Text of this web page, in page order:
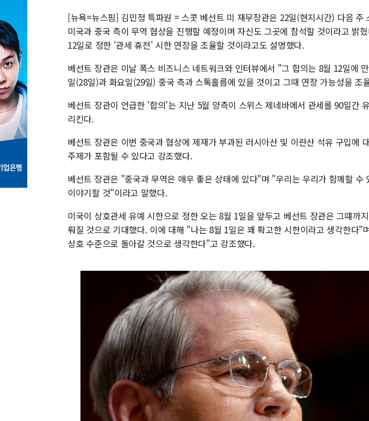
[뉴욕=뉴스핌] 김민정 특파원 = 스콧 베선트 미 재무장관은 22일(현지시간) 다음 주
미국과 중국 측이 무역 협상을 진행할 예정이며 자신도 그곳에 참석할 것이라고 밝
12일로 정한 '관세 휴전' 시한 연장을 조율할 것이라고도 설명했다.
베선트 장관은 이날 폭스 비즈니스 네트워크와 인터뷰에서 "그 합의는 8월 12일에
일(28일)과 화요일(29일) 중국 측과 스톡홀름에 있을 것이고 그때 연장 가능성을 조
베선트 장관이 언급한 '합의'는 지난 5월 양측이 스위스 제네바에서 관세를 90일간
리킨다.
베선트 장관은 이번 중국과 협상에 제재가 부과된 러시아산 및 이란산 석유 구입에
주제가 포함될 수 있다고 강조했다.
베선트 장관은 "중국과 무역은 매우 좋은 상태에 있다"며 "우리는 우리가 함께할 수
이야기할 것"이라고 말했다.
미국이 상호관세 유예 시한으로 정한 오는 8월 1일을 앞두고 베선트 장관은 그떄까
뤄질 것으로 기대했다. 이에 대해 "나는 8월 1일은 꽤 확고한 시한이라고 생각한다"
상호 수준으로 돌아갈 것으로 생각한다"고 강조했다.